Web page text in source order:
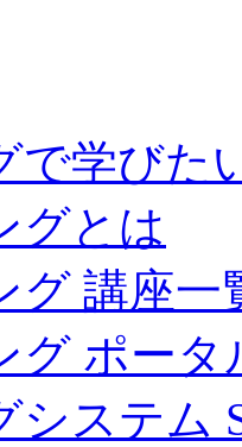
で学びた
グとは
グ 講座一
グ ポータ
システム